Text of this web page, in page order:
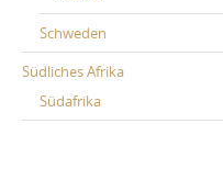
Schweden
Südliches Afrika
Südafrika